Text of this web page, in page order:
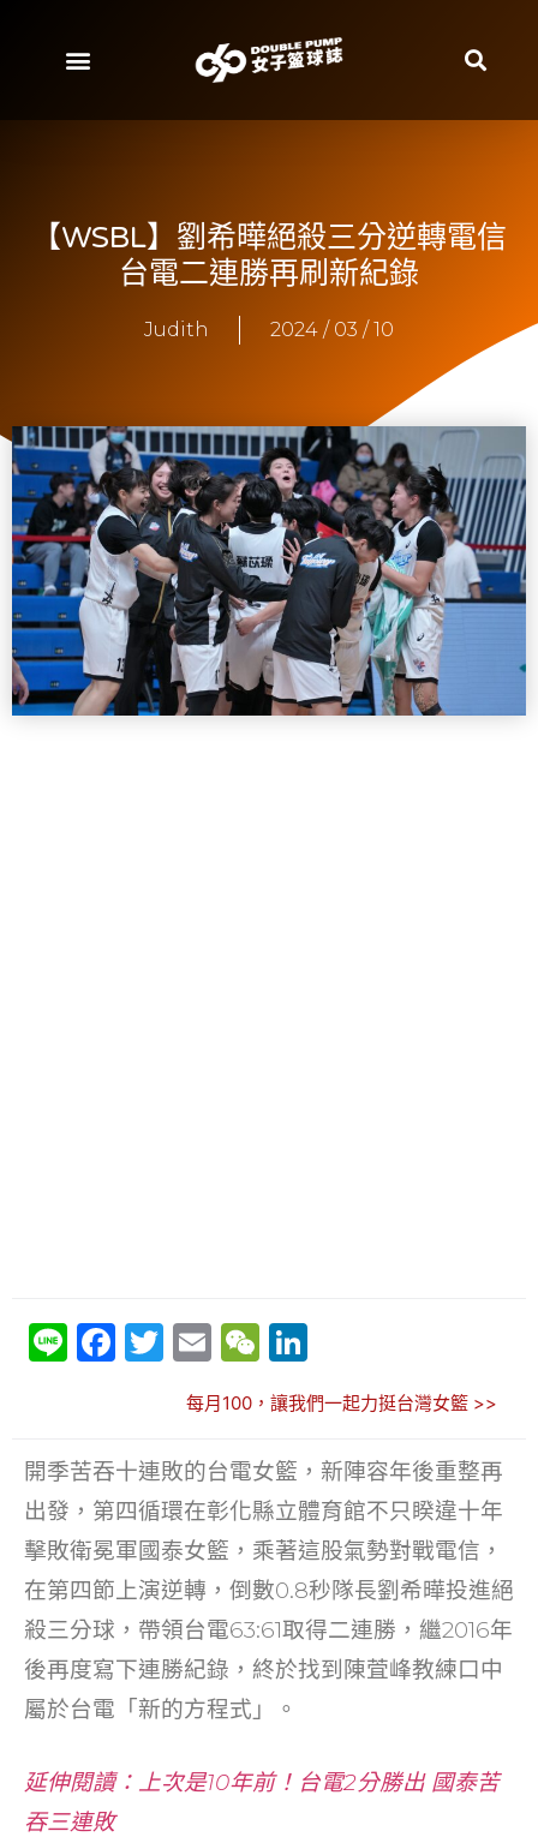
【WSBL】劉希曄絕殺三分逆轉電信
台電二連勝再刷新紀錄
Judith 2024 / 03 / 10
Li F
e
b
o
o
k
T
itt
er
E
ai
l
W
C
h
at
k
e
dI
n
每月100，讓我們一起力挺台灣女籃 >>
開季苦吞十連敗的台電女籃，新陣容年後重整再
出發，第四循環在彰化縣立體育館不只睽違十年
擊敗衛冕軍國泰女籃，乘著這股氣勢對戰電信，
在第四節上演逆轉，倒數0.8秒隊長劉希曄投進絕
殺三分球，帶領台電63:61取得二連勝，繼2016年
後再度寫下連勝紀錄，終於找到陳萓峰教練口中
屬於台電「新的方程式」。
延伸閱讀：上次是10年前！台電2分勝出 國泰苦
吞三連敗